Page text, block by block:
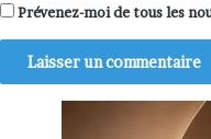
Prévenez-moi de tous les